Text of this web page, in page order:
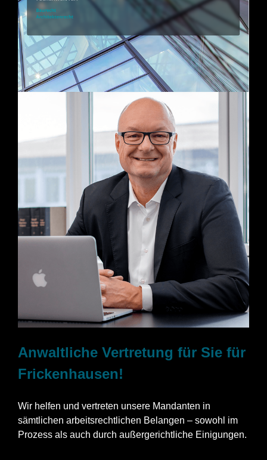
Anwaltliche Vertretung für Sie für
Frickenhausen!
Wir helfen und vertreten unsere Mandanten in
sämtlichen arbeitsrechtlichen Belangen – sowohl im
Prozess als auch durch außergerichtliche Einigungen.